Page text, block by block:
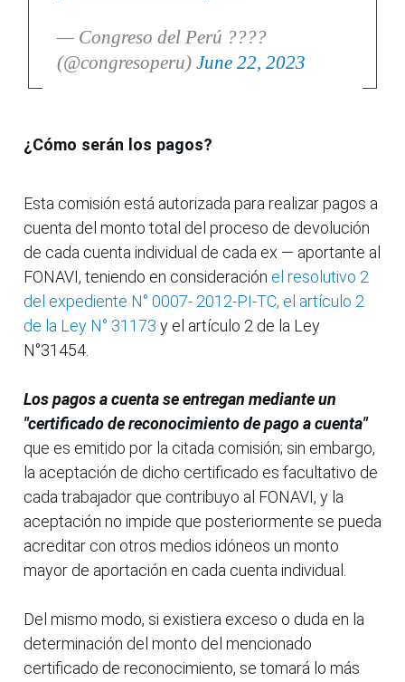
— Congreso del Perú ????
(@congresoperu) June 22, 2023
¿Cómo serán los pagos?
Esta comisión está autorizada para realizar pagos a
cuenta del monto total del proceso de devolución
de cada cuenta individual de cada ex — aportante al
FONAVI, teniendo en consideración el resolutivo 2
del expediente N° 0007- 2012-PI-TC, el artículo 2
de la Ley N° 31173 y el artículo 2 de la Ley
N°31454.
Los pagos a cuenta se entregan mediante un
"certificado de reconocimiento de pago a cuenta"
que es emitido por la citada comisión; sin embargo,
la aceptación de dicho certificado es facultativo de
cada trabajador que contribuyo al FONAVI, y la
aceptación no impide que posteriormente se pueda
acreditar con otros medios idóneos un monto
mayor de aportación en cada cuenta individual.
Del mismo modo, si existiera exceso o duda en la
determinación del monto del mencionado
certificado de reconocimiento, se tomará lo más